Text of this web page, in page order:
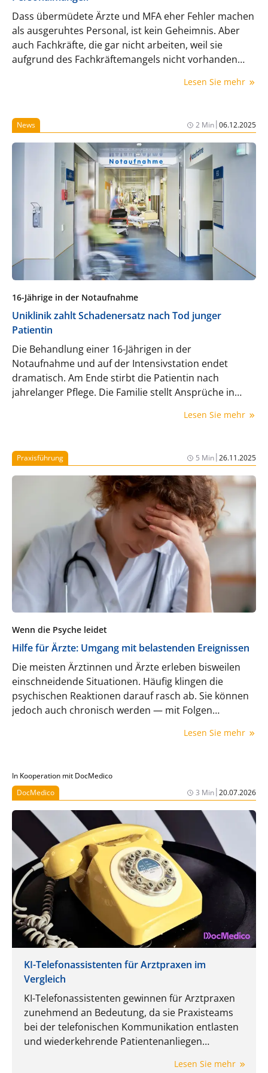
Dass übermüdete Ärzte und MFA eher Fehler machen
als ausgeruhtes Personal, ist kein Geheimnis. Aber
auch Fachkräfte, die gar nicht arbeiten, weil sie
aufgrund des Fachkräftemangels nicht vorhanden
Lesen Sie mehr
News 2 Min|06.12.2025
16-Jährige in der Notaufnahme
Uniklinik zahlt Schadenersatz nach Tod junger
Patientin
Die Behandlung einer 16-Jährigen in der
Notaufnahme und auf der Intensivstation endet
dramatisch. Am Ende stirbt die Patientin nach
jahrelanger Pflege. Die Familie stellt Ansprüche in
Lesen Sie mehr
Praxisführung 5 Min|26.11.2025
Wenn die Psyche leidet
Hilfe für Ärzte: Umgang mit belastenden Ereignissen
Die meisten Ärztinnen und Ärzte erleben bisweilen
einschneidende Situationen. Häufig klingen die
psychischen Reaktionen darauf rasch ab. Sie können
jedoch auch chronisch werden — mit Folgen
Reinhard Strametz erklärt, was schützt und was hilft.
Lesen Sie mehr
In Kooperation mit DocMedico
DocMedico
3 Min|20.07.2026
KI-Telefonassistenten für Arztpraxen im
Vergleich
KI-Telefonassistenten gewinnen für Arztpraxen
zunehmend an Bedeutung, da sie Praxisteams
bei der telefonischen Kommunikation entlasten
und wiederkehrende Patientenanliegen
weiterleiten können. Sie entlasten den Empfang,
Lesen Sie mehr